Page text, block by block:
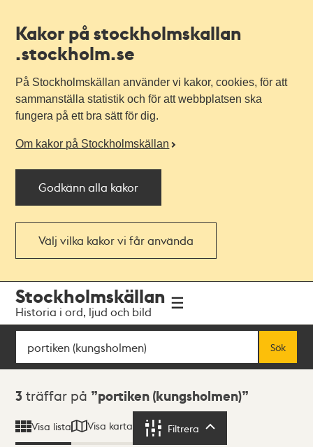
Kakor på stockholmskallan
.stockholm.se
På Stockholmskällan använder vi kakor, cookies, för att
sammanställa statistik och för att webbplatsen ska
fungera på ett bra sätt för dig.
Om kakor på Stockholmskällan
Godkänn alla kakor
Välj vilka kakor vi får använda
navigationen
huvudinnehållet
Stockholmskällan
Historia i ord, ljud och bild
Sök
Sök
Sökresultat
3 träffar på portiken (kungsholmen)
Visa lista Visa karta Filtrera